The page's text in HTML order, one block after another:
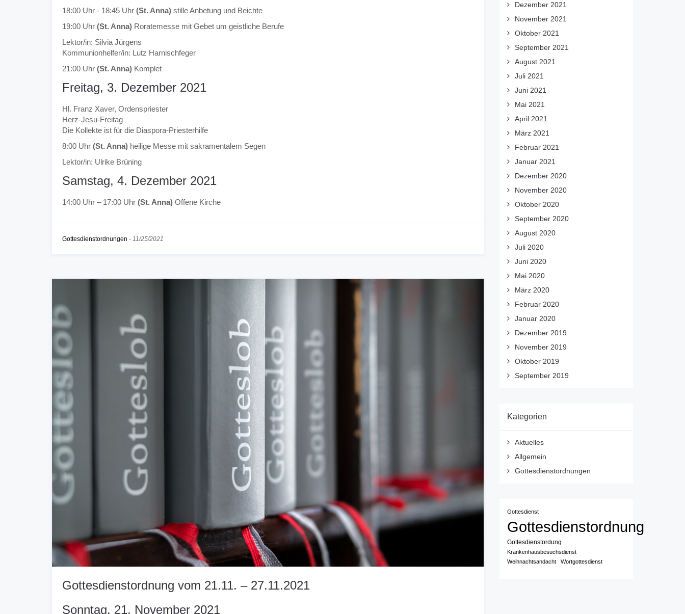
18:00 Uhr - 18:45 Uhr (St. Anna) stille Anbetung und Beichte
19:00 Uhr (St. Anna) Roratemesse mit Gebet um geistliche Berufe
Lektor/in: Silvia Jürgens
Kommunionhelfer/in: Lutz Harnischfeger
21:00 Uhr (St. Anna) Komplet
Freitag, 3. Dezember 2021
Hl. Franz Xaver, Ordenspriester
Herz-Jesu-Freitag
Die Kollekte ist für die Diaspora-Priesterhilfe
8:00 Uhr (St. Anna) heilige Messe mit sakramentalem Segen
Lektor/in: Ulrike Brüning
Samstag, 4. Dezember 2021
14:00 Uhr – 17:00 Uhr (St. Anna) Offene Kirche
Gottesdienstordnungen - 11/25/2021
Gottesdienstordnung vom 21.11. – 27.11.2021
Sonntag, 21. November 2021
Dezember 2021
November 2021
Oktober 2021
September 2021
August 2021
Juli 2021
Juni 2021
Mai 2021
April 2021
März 2021
Februar 2021
Januar 2021
Dezember 2020
November 2020
Oktober 2020
September 2020
August 2020
Juli 2020
Juni 2020
Mai 2020
März 2020
Februar 2020
Januar 2020
Dezember 2019
November 2019
Oktober 2019
September 2019
Kategorien
Aktuelles
Allgemein
Gottesdienstordnungen
Gottesdienst
Gottesdienstordnung
Gottesdienstordung
Krankenhausbesuchsdienst
Weihnachtsandacht
Wortgottesdienst